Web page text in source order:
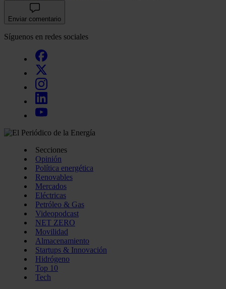
Enviar comentario
Síguenos en redes sociales
Secciones
Opinión
Política energética
Renovables
Mercados
Eléctricas
Petróleo & Gas
Videopodcast
NET ZERO
Movilidad
Almacenamiento
Startups & Innovación
Hidrógeno
Top 10
Tech